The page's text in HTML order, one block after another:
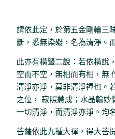
謂依此定，於第五金剛輪三
斷，悉無染礙，名為清淨。
此亦有橫豎二說：若依橫說
空而不空，無相而有相，無
清淨亦淨，莫非清淨禪也。
之位， 寂照慧成；水晶輪妙
一切清淨，而清淨亦淨。均
菩薩依此九種大禪，得大菩